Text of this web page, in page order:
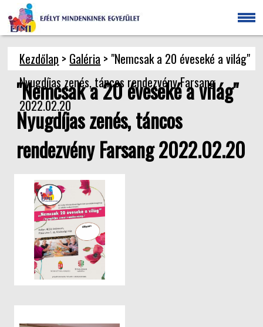
Kezdőlap > Galéria > "Nemcsak a 20 éveseké a világ"
Nyugdíjas zenés, táncos rendezvény Farsang
2022.02.20
"Nemcsak a 20 éveseké a világ"
Nyugdíjas zenés, táncos
rendezvény Farsang 2022.02.20